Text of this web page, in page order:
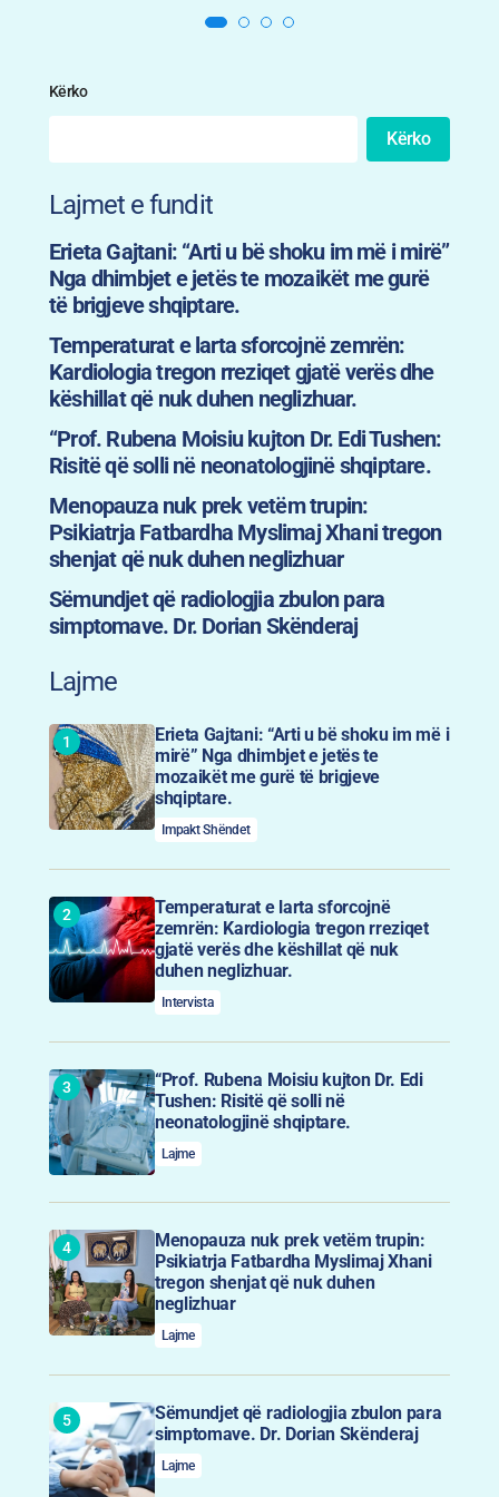
Kërko
Kërko
Lajmet e fundit
Erieta Gajtani: “Arti u bë shoku im më i mirë”
Nga dhimbjet e jetës te mozaikët me gurë
të brigjeve shqiptare.
Temperaturat e larta sforcojnë zemrën:
Kardiologia tregon rreziqet gjatë verës dhe
këshillat që nuk duhen neglizhuar.
“Prof. Rubena Moisiu kujton Dr. Edi Tushen:
Risitë që solli në neonatologjinë shqiptare.
Menopauza nuk prek vetëm trupin:
Psikiatrja Fatbardha Myslimaj Xhani tregon
shenjat që nuk duhen neglizhuar
Sëmundjet që radiologjia zbulon para
simptomave. Dr. Dorian Skënderaj
Lajme
Erieta Gajtani: “Arti u bë shoku im më i
mirë” Nga dhimbjet e jetës te
mozaikët me gurë të brigjeve
shqiptare.
Impakt Shëndet
Temperaturat e larta sforcojnë
zemrën: Kardiologia tregon rreziqet
gjatë verës dhe këshillat që nuk
duhen neglizhuar.
Intervista
“Prof. Rubena Moisiu kujton Dr. Edi
Tushen: Risitë që solli në
neonatologjinë shqiptare.
Lajme
Menopauza nuk prek vetëm trupin:
Psikiatrja Fatbardha Myslimaj Xhani
tregon shenjat që nuk duhen
neglizhuar
Lajme
Sëmundjet që radiologjia zbulon para
simptomave. Dr. Dorian Skënderaj
Lajme